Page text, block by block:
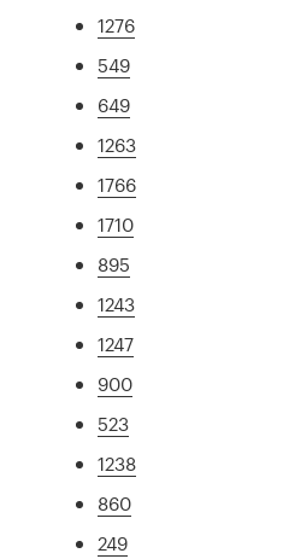
1276
549
649
1263
1766
1710
895
1243
1247
900
523
1238
860
249